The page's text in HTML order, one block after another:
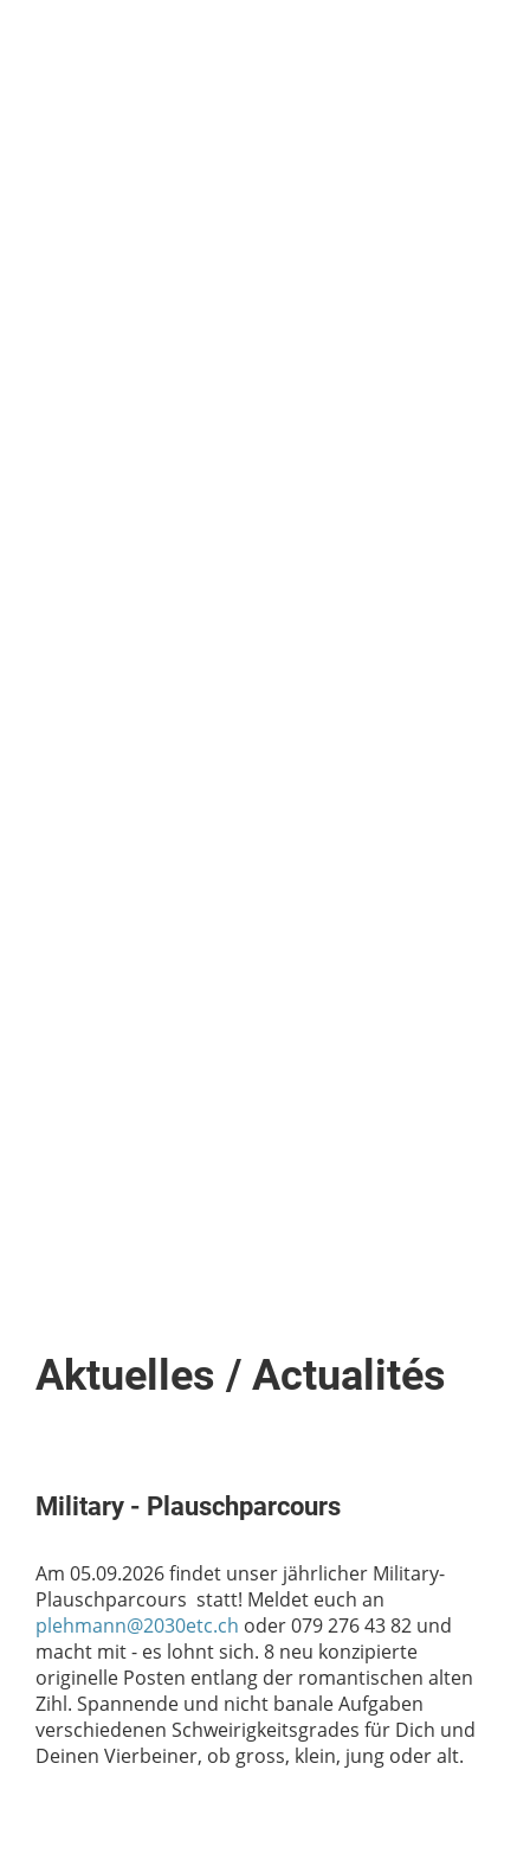
Aktuelles / Actualités
Military - Plauschparcours
Am 05.09.2026 findet unser jährlicher Military-
Plauschparcours statt! Meldet euch an
plehmann@2030etc.ch oder 079 276 43 82 und
macht mit - es lohnt sich. 8 neu konzipierte
originelle Posten entlang der romantischen alten
Zihl. Spannende und nicht banale Aufgaben
verschiedenen Schweirigkeitsgrades für Dich und
Deinen Vierbeiner, ob gross, klein, jung oder alt.